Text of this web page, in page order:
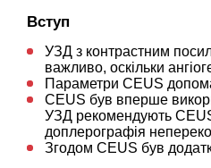
Вступ
УЗД з контрастним
важливо, оскільки
Параметри CEUS
CEUS був вперше
УЗД рекомендують
доплерографія
Згодом CEUS був